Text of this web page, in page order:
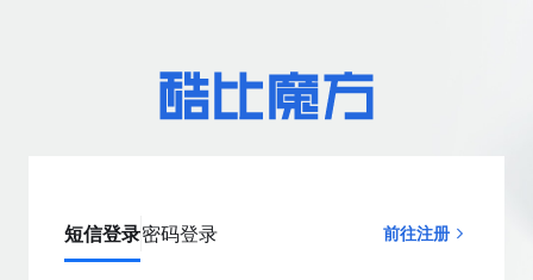
短信登录密码登录 前往注册